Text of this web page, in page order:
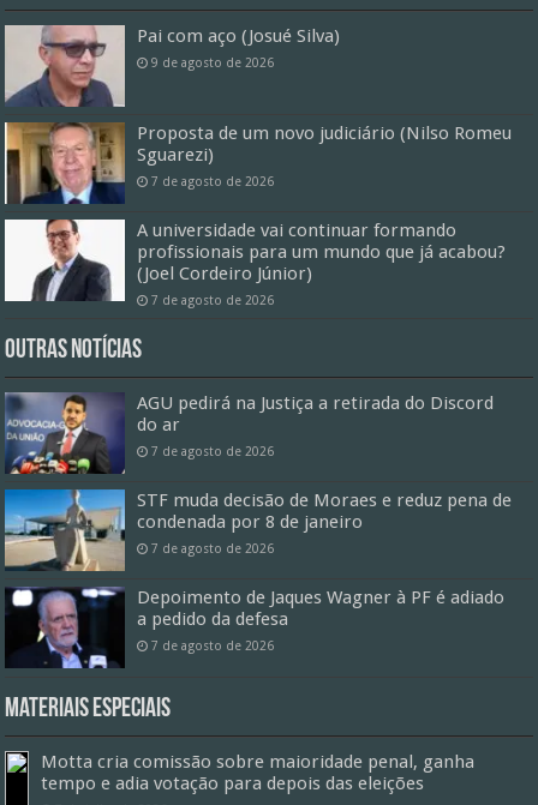
Pai com aço (Josué Silva)
9 de agosto de 2026
Proposta de um novo judiciário (Nilso Romeu
Sguarezi)
7 de agosto de 2026
A universidade vai continuar formando
profissionais para um mundo que já acabou?
(Joel Cordeiro Júnior)
7 de agosto de 2026
Outras Notícias
AGU pedirá na Justiça a retirada do Discord
do ar
7 de agosto de 2026
STF muda decisão de Moraes e reduz pena de
condenada por 8 de janeiro
7 de agosto de 2026
Depoimento de Jaques Wagner à PF é adiado
a pedido da defesa
7 de agosto de 2026
Materiais especiais
Motta cria comissão sobre maioridade penal, ganha
tempo e adia votação para depois das eleições